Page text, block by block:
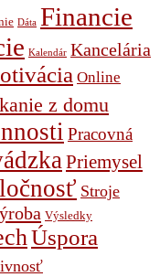
Dáta Financie
Kalendár Kancelária
Online
z domu
Pracovná
Priemysel
Stroje
Výsledky
Úspora